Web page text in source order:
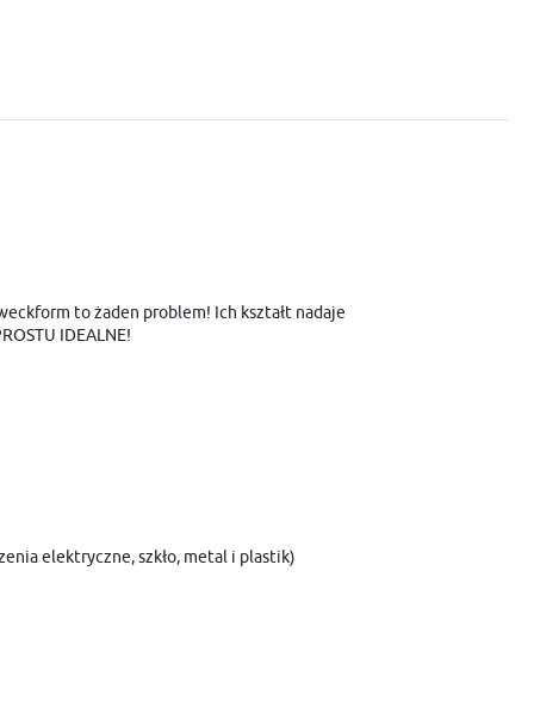
to żaden problem! Ich kształt nadaje
IDEALNE!
elektryczne, szkło, metal i plastik)